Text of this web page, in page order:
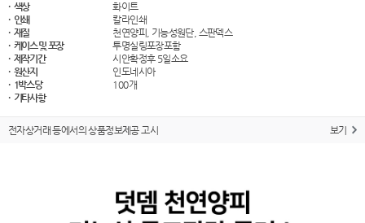
· 색상
화이트
· 인쇄
칼라인쇄
· 재질
천연양피, 기능성원단, 스판덱스
· 케이스 및 포장
투명실링포장포함
· 제작기간
시안확정후 5일소요
· 원산지
인도네시아
· 1박스당
100개
· 기타사항
전자상거래 등에서의 상품정보제공 고시 보기